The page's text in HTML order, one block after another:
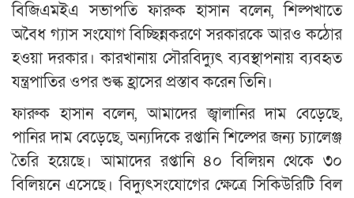
বিজিএমইএ সভাপতি ফারুক হাসান বলেন, শিল্পখাতে
অবৈধ গ্যাস সংযোগ বিচ্ছিন্নকরণে সরকারকে আরও কঠোর
হওয়া দরকার। কারখানায় সৌরবিদ্যুৎ ব্যবস্থাপনায় ব্যবহৃত
যন্ত্রপাতির ওপর শুল্ক হ্রাসের প্রস্তাব করেন তিনি।
ফারুক হাসান বলেন, আমাদের জ্বালানির দাম বেড়েছে,
পানির দাম বেড়েছে, অন্যদিকে রপ্তানি শিল্পের জন্য চ্যালেঞ্জ
তৈরি হয়েছে। আমাদের রপ্তানি ৪০ বিলিয়ন থেকে ৩০
বিলিয়নে এসেছে। বিদ্যুৎসংযোগের ক্ষেত্রে সিকিউরিটি বিল